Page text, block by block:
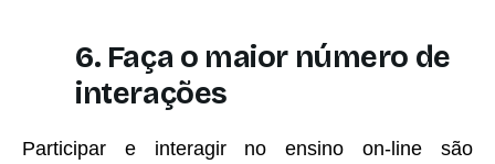
6. Faça o maior número de
interações
Participar e interagir no ensino on-line são